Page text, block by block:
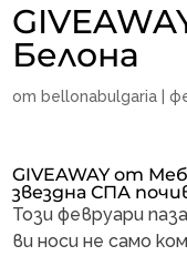
Белона
от bellonabulgaria |
GIVEAWAY от
звездна СПА
Този февруари
ви носи не само